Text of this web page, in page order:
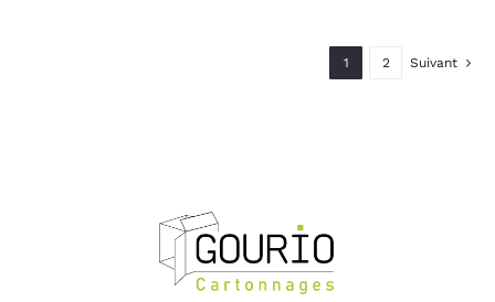
1 2 Suivant